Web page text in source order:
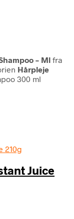
– Ml fra
Hårpleje
300 ml
Juice